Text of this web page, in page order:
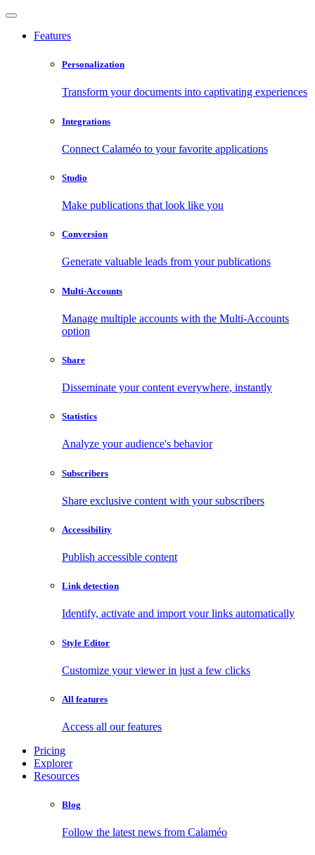
Features
Personalization
Transform your documents into captivating experiences
Integrations
Connect Calaméo to your favorite applications
Studio
Make publications that look like you
Conversion
Generate valuable leads from your publications
Multi-Accounts
Manage multiple accounts with the Multi-Accounts
option
Share
Disseminate your content everywhere, instantly
Statistics
Analyze your audience's behavior
Subscribers
Share exclusive content with your subscribers
Accessibility
Publish accessible content
Link detection
Identify, activate and import your links automatically
Style Editor
Customize your viewer in just a few clicks
All features
Access all our features
Pricing
Explorer
Resources
Blog
Follow the latest news from Calaméo